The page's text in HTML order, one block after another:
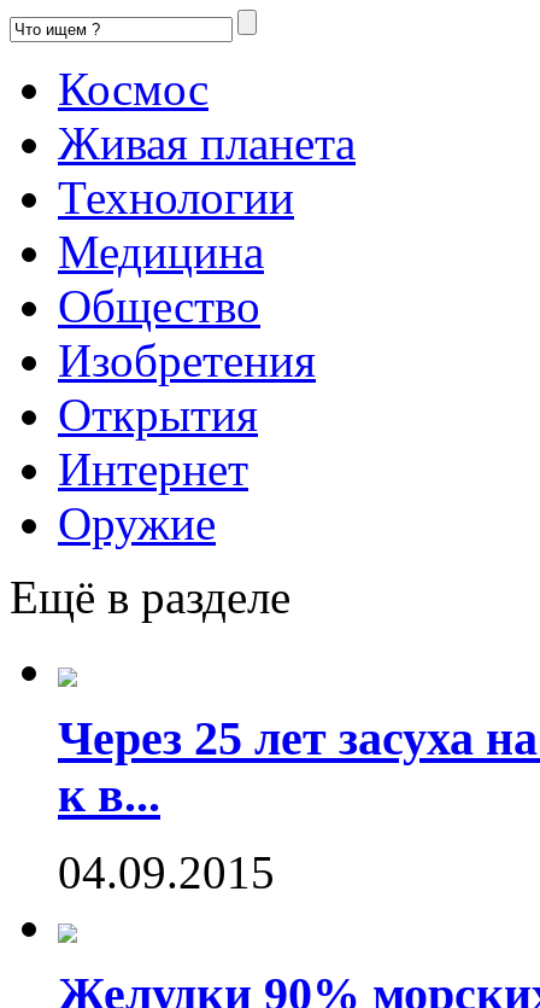
Космос
Живая планета
Технологии
Медицина
Общество
Изобретения
Открытия
Интернет
Оружие
Ещё в разделе
Через 25 лет засуха
к в...
04.09.2015
Желудки 90%